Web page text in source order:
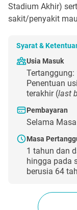
Stadium Akhir)
sakit/penyakit
Syarat &
Usia Masuk
Tertanggung:
Penentuan
terakhir (last
Pembayaran
Selama
Masa
1 tahun dan
hingga pada
berusia 64